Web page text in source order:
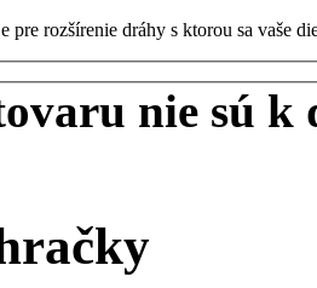
pre rozšírenie dráhy s ktorou sa vaše
nie sú k